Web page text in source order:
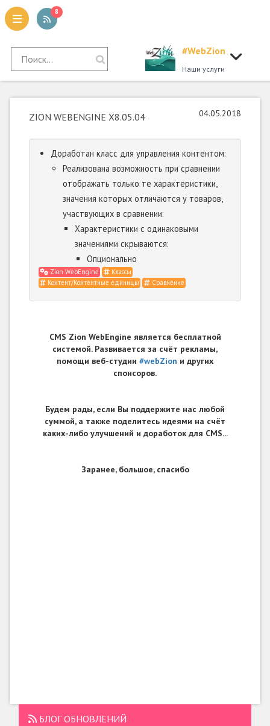
8
#WebZion
Наши услуги
ZION WEBENGINE X8.05.04 04.05.2018
Доработан класс для управления контентом:
Реализована возможность при сравнении
отображать только те характеристики,
значения которых отличаются у товаров,
участвующих в сравнении:
Характеристики с одинаковыми
значениями скрываются:
Опционально
Zion WebEngine
Классы
Контент/Контентные единицы
Сравнение
CMS Zion WebEngine является бесплатной
системой. Развивается за счёт рекламы,
помощи веб-студии #webZion и других
спонсоров.
Будем рады, если Вы поддержите нас любой
суммой, а также поделитесь идеями на счёт
каких-либо улучшений и доработок для CMS...
Заранее, большое, спасибо
БЛОГ ОБНОВЛЕНИЙ